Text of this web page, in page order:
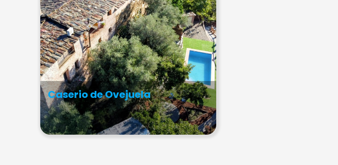
Caserio de Ovejuela